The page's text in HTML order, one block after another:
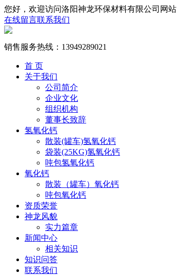
您好，欢迎访问洛阳神龙环保材料有限公司网
在线留言联系我们
销售服务热线： 13949289021
首 页
关于我们
公司简介
企业文化
组织机构
董事长致辞
氢氧化钙
散装(罐车)氢氧化钙
袋装(25KG)氢氧化钙
吨包氢氧化钙
氧化钙
散装（罐车）氧化钙
吨包氧化钙
资质荣誉
神龙风貌
实力篇章
新闻中心
相关知识
知识问答
联系我们